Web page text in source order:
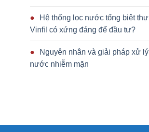
Hệ thống lọc nước tổng biệt thự
Vinfil có xứng đáng để đầu tư?
Nguyên nhân và giải pháp xử lý
nước nhiễm mặn